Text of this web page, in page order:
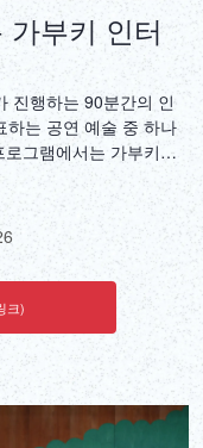
부키 인터
진행하는 90분간의 인
하는 공연 예술 중 하나
그램에서는 가부키의
있습니다!
크)